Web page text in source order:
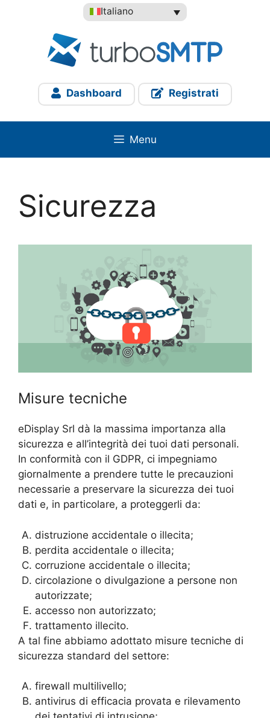
Italiano
Dashboard Registrati
Menu
Sicurezza
Misure tecniche
eDisplay Srl dà la massima importanza alla
sicurezza e all’integrità dei tuoi dati personali.
In conformità con il GDPR, ci impegniamo
giornalmente a prendere tutte le precauzioni
necessarie a preservare la sicurezza dei tuoi
dati e, in particolare, a proteggerli da:
distruzione accidentale o illecita;
perdita accidentale o illecita;
corruzione accidentale o illecita;
circolazione o divulgazione a persone non
autorizzate;
accesso non autorizzato;
trattamento illecito.
A tal fine abbiamo adottato misure tecniche di
sicurezza standard del settore:
firewall multilivello;
antivirus di efficacia provata e rilevamento